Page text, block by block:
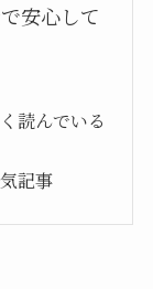
安心して
読んでいる
記事